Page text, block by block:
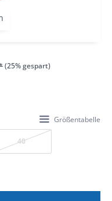
(25% gespart)
Größentabelle
40